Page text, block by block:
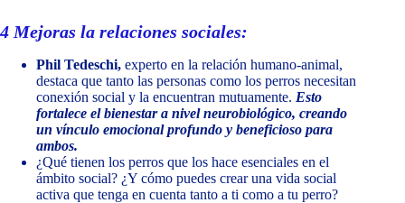
4 Mejoras la relaciones sociales:
Phil Tedeschi, experto en la relación humano-animal,
destaca que tanto las personas como los perros necesitan
conexión social y la encuentran mutuamente. Esto
fortalece el bienestar a nivel neurobiológico, creando
un vínculo emocional profundo y beneficioso para
ambos.
¿Qué tienen los perros que los hace esenciales en el
ámbito social? ¿Y cómo puedes crear una vida social
activa que tenga en cuenta tanto a ti como a tu perro?